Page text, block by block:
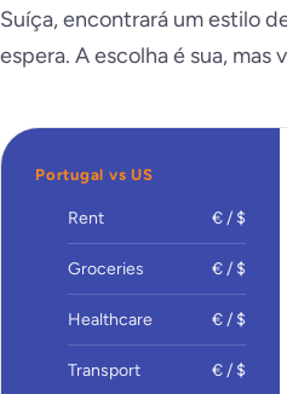
Suíça, encontrará um estilo
espera. A escolha é sua, mas
Portugal vs US
Rent € / $
Groceries € / $
Healthcare € / $
Transport € / $